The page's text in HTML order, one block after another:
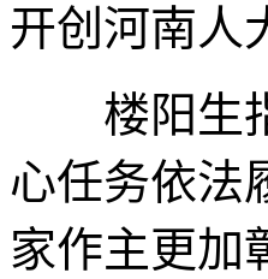
开创河南人
楼阳生指
心任务依法
家作主更加